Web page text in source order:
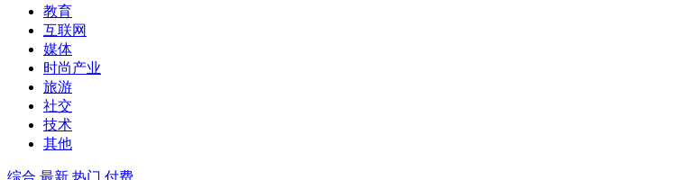
教育
互联网
媒体
时尚产业
旅游
社交
技术
其他